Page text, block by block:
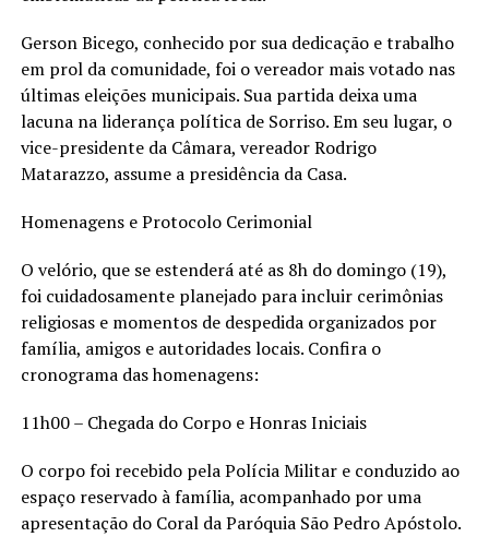
Gerson Bicego, conhecido por sua dedicação e trabalho
em prol da comunidade, foi o vereador mais votado nas
últimas eleições municipais. Sua partida deixa uma
lacuna na liderança política de Sorriso. Em seu lugar, o
vice-presidente da Câmara, vereador Rodrigo
Matarazzo, assume a presidência da Casa.
Homenagens e Protocolo Cerimonial
O velório, que se estenderá até as 8h do domingo (19),
foi cuidadosamente planejado para incluir cerimônias
religiosas e momentos de despedida organizados por
família, amigos e autoridades locais. Confira o
cronograma das homenagens:
11h00 – Chegada do Corpo e Honras Iniciais
O corpo foi recebido pela Polícia Militar e conduzido ao
espaço reservado à família, acompanhado por uma
apresentação do Coral da Paróquia São Pedro Apóstolo.